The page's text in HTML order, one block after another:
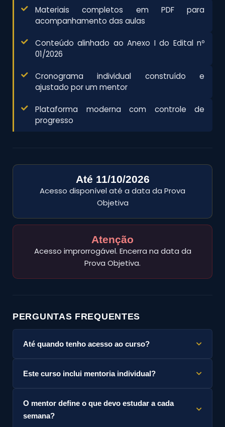
Materiais completos em PDF para
acompanhamento das aulas
Conteúdo alinhado ao Anexo I do Edital nº
01/2026
Cronograma individual construído e
ajustado por um mentor
Plataforma moderna com controle de
progresso
Até 11/10/2026
Acesso disponível até a data da Prova
Objetiva
Atenção
Acesso improrrogável. Encerra na data da
Prova Objetiva.
PERGUNTAS FREQUENTES
Até quando tenho acesso ao curso?
(11/10/2026), a partir da data de matrícula. O
Este curso inclui mentoria individual?
estudos personalizado e o ajusta sempre que
necessário, considerando seu ritmo de estudo,
O mentor define o que devo estudar a cada
semana?